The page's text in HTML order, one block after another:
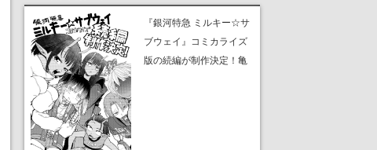
『銀河特急 ミルキー☆サ
ブウェイ』コミカライズ
版の続編が制作決定！亀